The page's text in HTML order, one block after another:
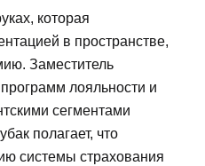
которая
в пространстве,
Заместитель
лояльности и
сегментами
полагает, что
системы страхования